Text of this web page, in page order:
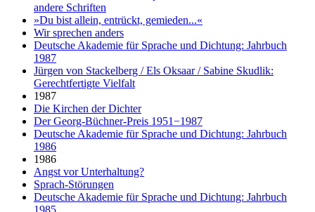
andere Schriften
»Du bist allein, entrückt, gemieden...«
Wir sprechen anders
Deutsche Akademie für Sprache und Dichtung: Jahrbuch
1987
Jürgen von Stackelberg / Els Oksaar / Sabine Skudlik:
Gerechtfertigte Vielfalt
1987
Die Kirchen der Dichter
Der Georg-Büchner-Preis 1951−1987
Deutsche Akademie für Sprache und Dichtung: Jahrbuch
1986
1986
Angst vor Unterhaltung?
Sprach-Störungen
Deutsche Akademie für Sprache und Dichtung: Jahrbuch
1985